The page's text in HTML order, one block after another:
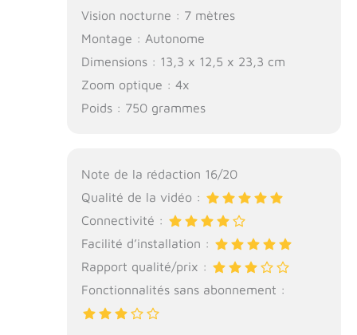
alertes
comme l'alerte
d'activité du
d'alarme
urgences et
prévenir les
accidents
domestiques.
CONFIGURATION
FACILE EN 3
ÉTAPES ET
SÉCURISÉ - 1)
Vision nocturne : 7 mètres
Montage : Autonome
Dimensions : 13,3 x 12,5 x 23,3 cm
Zoom optique : 4x
Poids : 750 grammes
Note de la rédaction 16/20
Qualité de la vidéo :
Connectivité :
Facilité d’installation :
Rapport qualité/prix :
Fonctionnalités sans abonnement :